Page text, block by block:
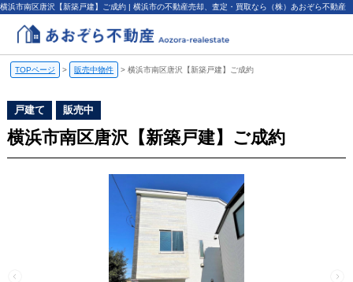
横浜市南区唐沢【新築戸建】ご成約 | 横浜市の不動産売却、査定・買取なら（株）あおぞら不動産
TOPページ > 販売中物件 > 横浜市南区唐沢【新築戸建】ご成約
戸建て 販売中
横浜市南区唐沢【新築戸建】ご成約